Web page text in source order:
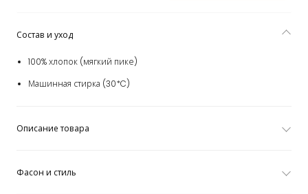
Состав и уход
100% хлопок (мягкий пике)
Машинная стирка (30*C)
Описание товара
Фасон и стиль